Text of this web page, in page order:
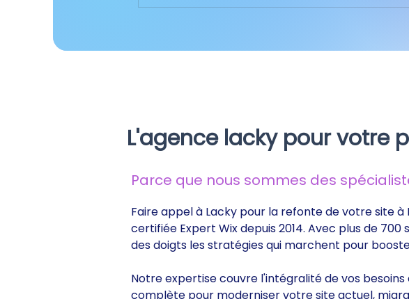
L'agence lacky pour votre
Parce que nous sommes des
Faire appel à Lacky pour la refonte de votre site
certifiée Expert Wix depuis 2014. Avec plus de
des doigts les stratégies qui marchent pour
Notre expertise couvre l'intégralité de vos
complète pour moderniser votre site actuel,